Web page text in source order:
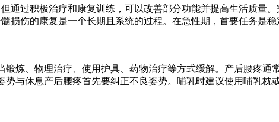
通过积极治疗和康复训练，可以改善部分功能并提高生活质量
损伤的康复是一个长期且系统的过程。在急性期，首要任务是
锻炼、物理治疗、使用护具、药物治疗等方式缓解。产后腰疼
势与休息产后腰疼首先要纠正不良姿势。哺乳时建议使用哺乳